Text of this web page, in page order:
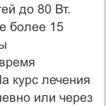
до 80 Вт.
более 15
курс лечения
или через